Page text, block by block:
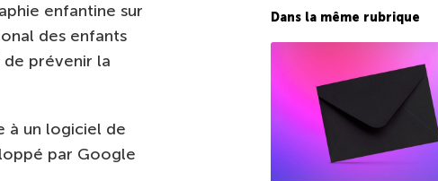
enfantine sur
des enfants
de prévenir la
à un logiciel de
par Google
Dans la même rubrique